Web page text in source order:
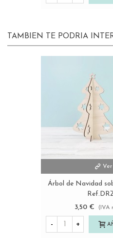
TAMBIEN TE PODRIA
Ver
Árbol de Navidad
3,50 €
(IVA
- +